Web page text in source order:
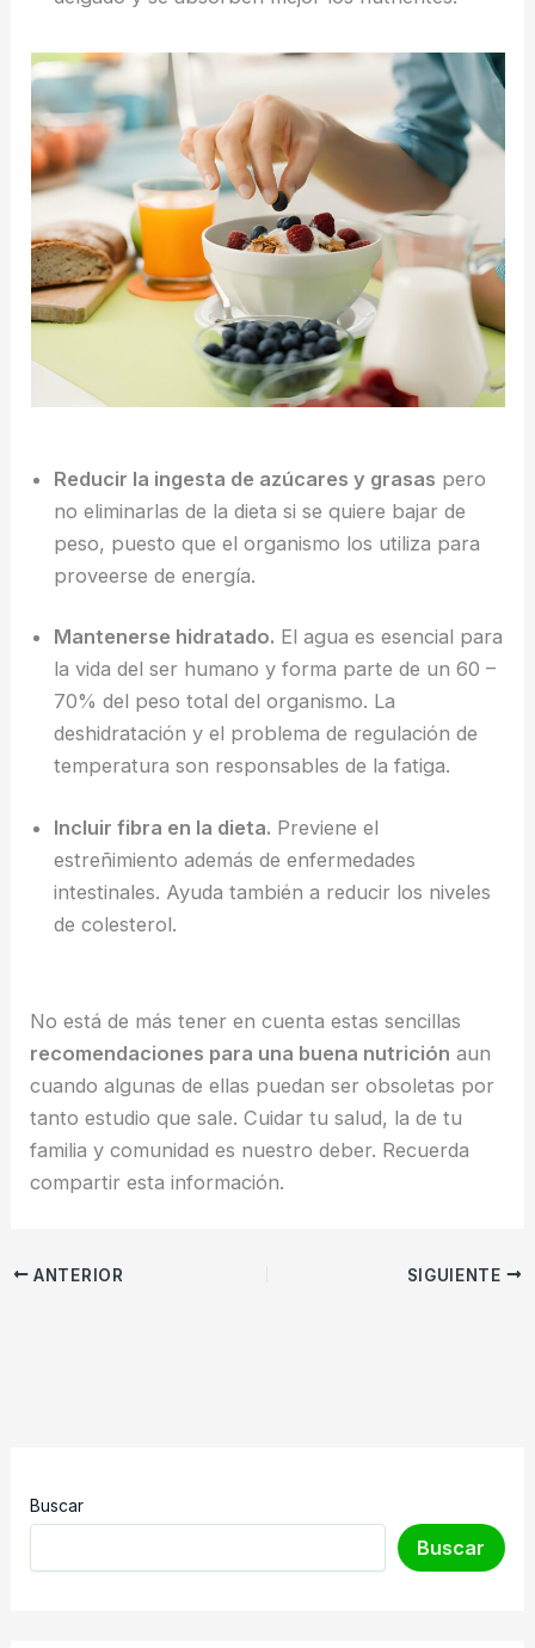
Reducir la ingesta de azúcares y grasas pero
no eliminarlas de la dieta si se quiere bajar de
peso, puesto que el organismo los utiliza para
proveerse de energía.
Mantenerse hidratado. El agua es esencial para
la vida del ser humano y forma parte de un 60 –
70% del peso total del organismo. La
deshidratación y el problema de regulación de
temperatura son responsables de la fatiga.
Incluir fibra en la dieta. Previene el
estreñimiento además de enfermedades
intestinales. Ayuda también a reducir los niveles
de colesterol.
No está de más tener en cuenta estas sencillas
recomendaciones para una buena nutrición aun
cuando algunas de ellas puedan ser obsoletas por
tanto estudio que sale. Cuidar tu salud, la de tu
familia y comunidad es nuestro deber. Recuerda
compartir esta información.
ANTERIOR SIGUIENTE
Buscar
Buscar